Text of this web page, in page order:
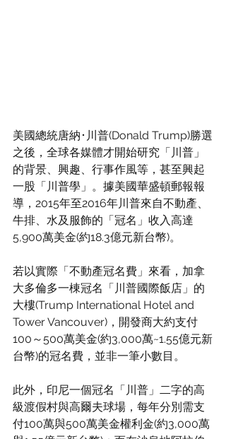
美國總統唐納･川普(Donald Trump)勝選
之後，全球各媒體才開始研究「川普」
的背景、興趣、行事作風等，甚至興起
一股「川普學」。據美國華盛頓郵報報
導，2015年至2016年川普來自不動產、
牛排、水及服飾的「冠名」收入高達
5,900萬美金(約18.3億元新台幣)。
若以實際「不動產冠名費」來看，加拿
大多倫多一棟冠名「川普國際飯店」的
大樓(Trump International Hotel and
Tower Vancouver)，開發商大約支付
100～500萬美金(約3,000萬~1.55億元新
台幣)的冠名費，並非一筆小數目。
此外，印尼一個冠名「川普」二字的高
級渡假村與高爾夫球場，每年分別需支
付100萬與500萬美金權利金(約3,000萬